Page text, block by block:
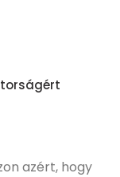
azért, hogy